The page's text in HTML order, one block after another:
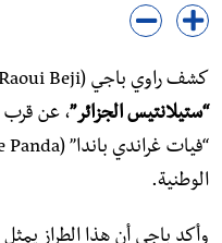
​كشف راوي باجي (Raoui Beji)، الرئيس المدير العام لمجموعة
“ستيلانتيس الجزائر”، عن قرب
الوطنية.
وأكد باجي أن هذا الطراز